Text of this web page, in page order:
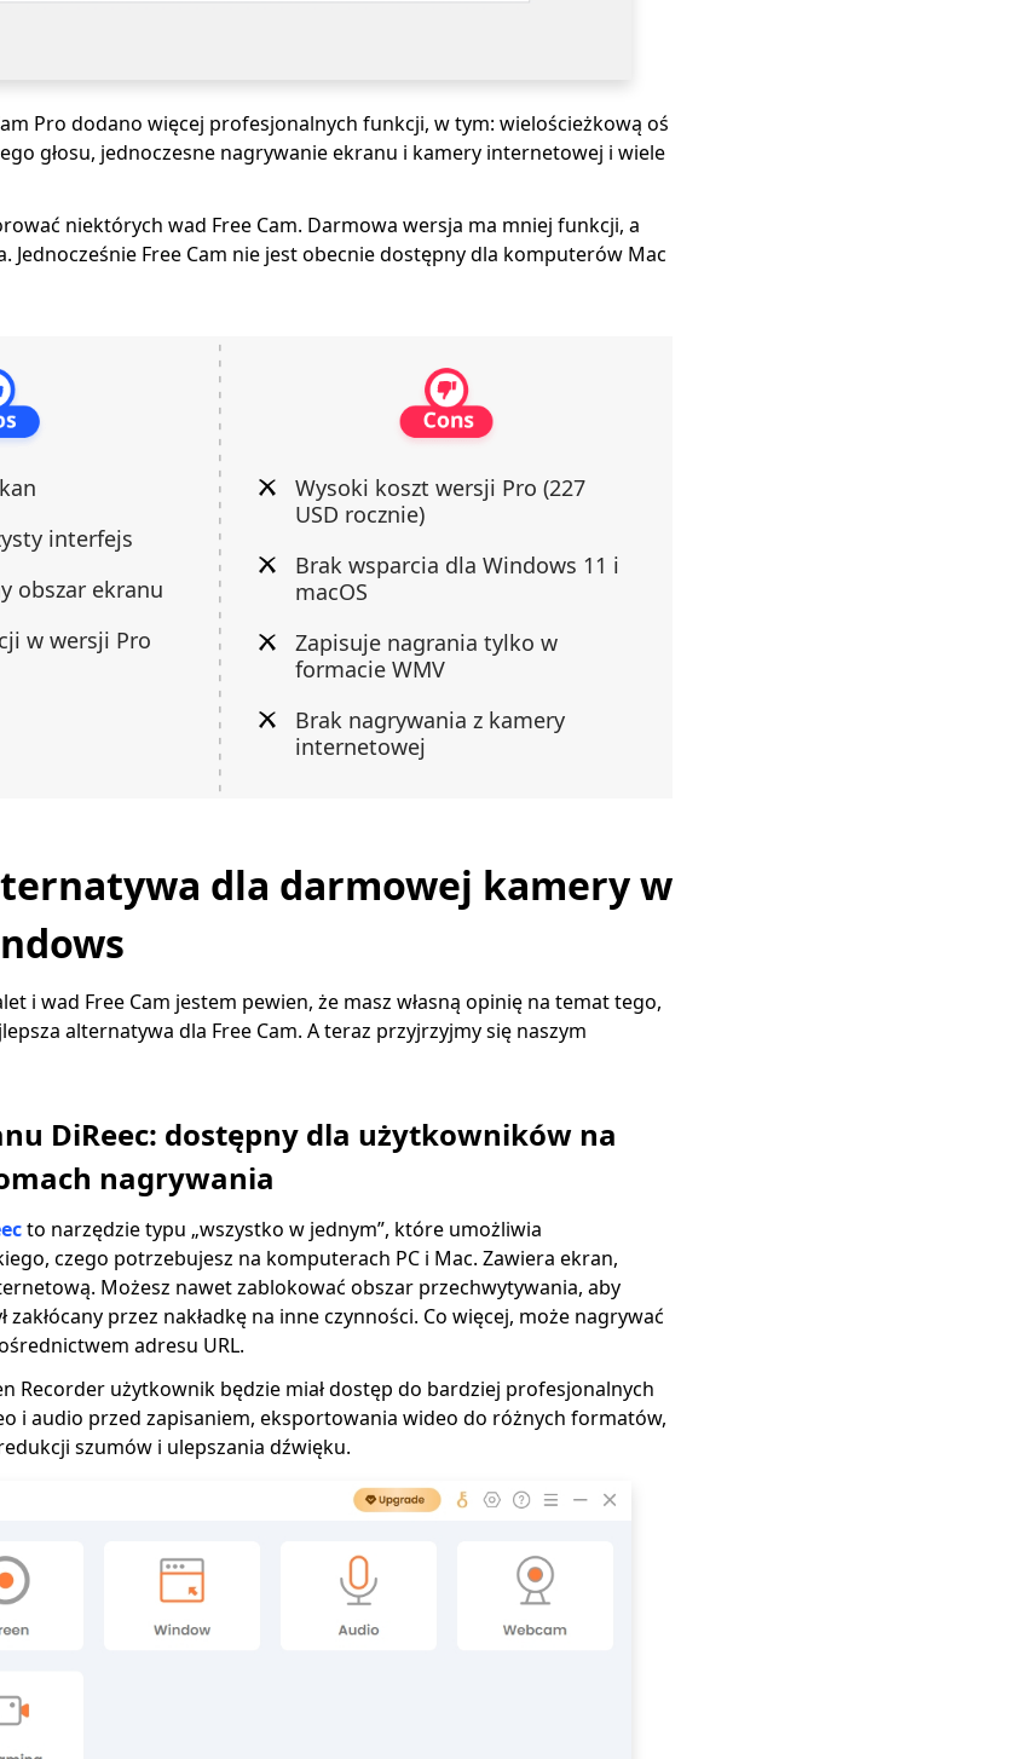
Pro dodano więcej profesjonalnych funkcji, w tym: wielościeżkową oś
głosu, jednoczesne nagrywanie ekranu i kamery internetowej i wiele
niektórych wad Free Cam. Darmowa wersja ma mniej funkcji, a
Jednocześnie Free Cam nie jest obecnie dostępny dla komputerów Mac
interfejs
obszar ekranu
w wersji Pro
Wysoki koszt wersji Pro (227
USD rocznie)
Brak wsparcia dla Windows 11 i
macOS
Zapisuje nagrania tylko w
formacie WMV
Brak nagrywania z kamery
internetowej
dla darmowej kamery w
i wad Free Cam jestem pewien, że masz własną opinię na temat tego,
alternatywa dla Free Cam. A teraz przyjrzyjmy się naszym
DiReec: dostępny dla użytkowników na
nagrywania
to narzędzie typu „wszystko w jednym”, które umożliwia
czego potrzebujesz na komputerach PC i Mac. Zawiera ekran,
Możesz nawet zablokować obszar przechwytywania, aby
zakłócany przez nakładkę na inne czynności. Co więcej, może nagrywać
adresu URL.
Recorder użytkownik będzie miał dostęp do bardziej profesjonalnych
i audio przed zapisaniem, eksportowania wideo do różnych formatów,
szumów i ulepszania dźwięku.